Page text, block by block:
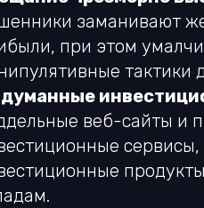
заманивают
при этом
тактики
веб-сайты и